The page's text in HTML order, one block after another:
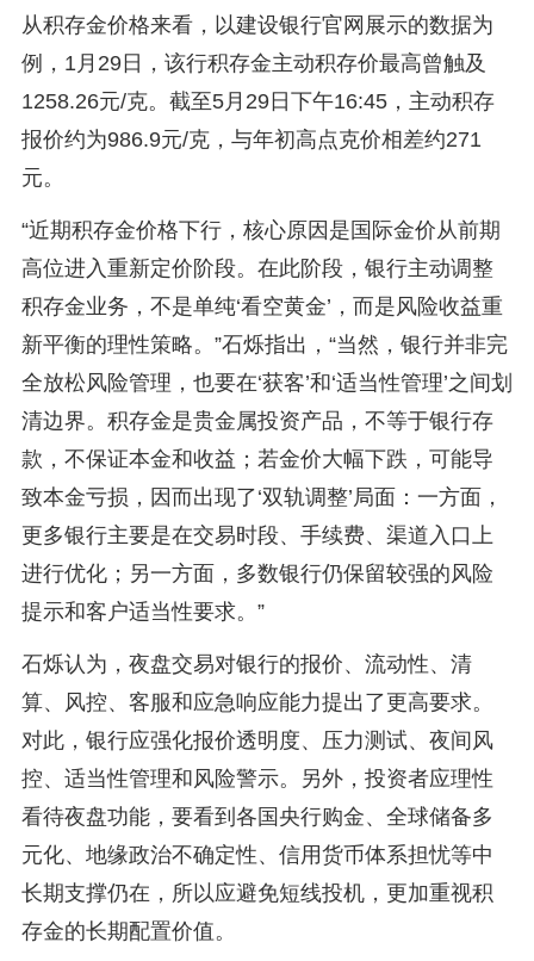
从积存金价格来看，以建设银行官网展示的数据为
例，1月29日，该行积存金主动积存价最高曾触及
1258.26元/克。截至5月29日下午16:45，主动积存
报价约为986.9元/克，与年初高点克价相差约271
元。
“近期积存金价格下行，核心原因是国际金价从前期
高位进入重新定价阶段。在此阶段，银行主动调整
积存金业务，不是单纯‘看空黄金’，而是风险收益重
新平衡的理性策略。”石烁指出，“当然，银行并非完
全放松风险管理，也要在‘获客’和‘适当性管理’之间划
清边界。积存金是贵金属投资产品，不等于银行存
款，不保证本金和收益；若金价大幅下跌，可能导
致本金亏损，因而出现了‘双轨调整’局面：一方面，
更多银行主要是在交易时段、手续费、渠道入口上
进行优化；另一方面，多数银行仍保留较强的风险
提示和客户适当性要求。”
石烁认为，夜盘交易对银行的报价、流动性、清
算、风控、客服和应急响应能力提出了更高要求。
对此，银行应强化报价透明度、压力测试、夜间风
控、适当性管理和风险警示。另外，投资者应理性
看待夜盘功能，要看到各国央行购金、全球储备多
元化、地缘政治不确定性、信用货币体系担忧等中
长期支撑仍在，所以应避免短线投机，更加重视积
存金的长期配置价值。